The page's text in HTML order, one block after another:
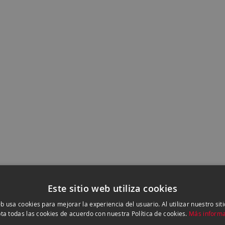
Este sitio web utiliza cookies
usa cookies para mejorar la experiencia del usuario. Al utilizar nuestro
todas las cookies de acuerdo con nuestra Política de cookies. Más